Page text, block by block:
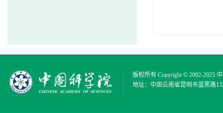
版权所有 Copyright © 2002-2025
地址：中国云南省昆明市蓝黑路